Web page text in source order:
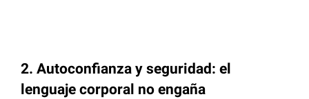
2. Autoconfianza y seguridad: el
lenguaje corporal no engaña